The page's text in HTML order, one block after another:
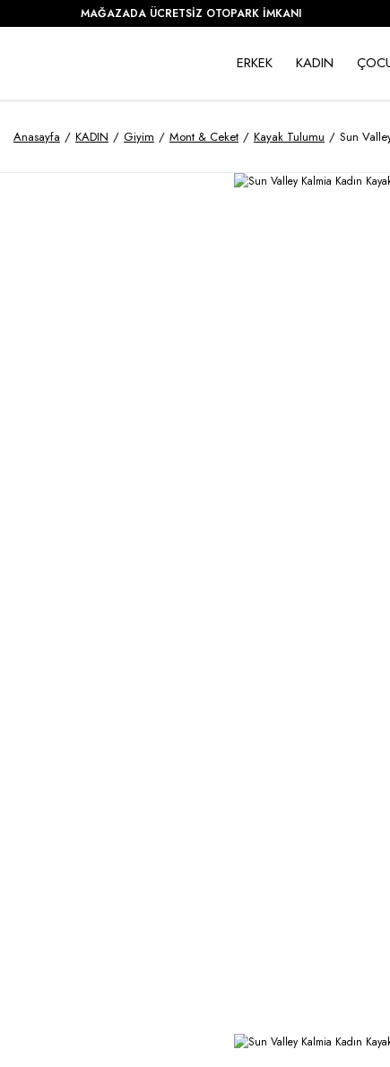
MAĞAZADA ÜCRETSİZ OTOPARK İMKANI
ERKEK KADIN
Anasayfa KADIN Giyim Mont & Ceket Kayak Tulumu Sun